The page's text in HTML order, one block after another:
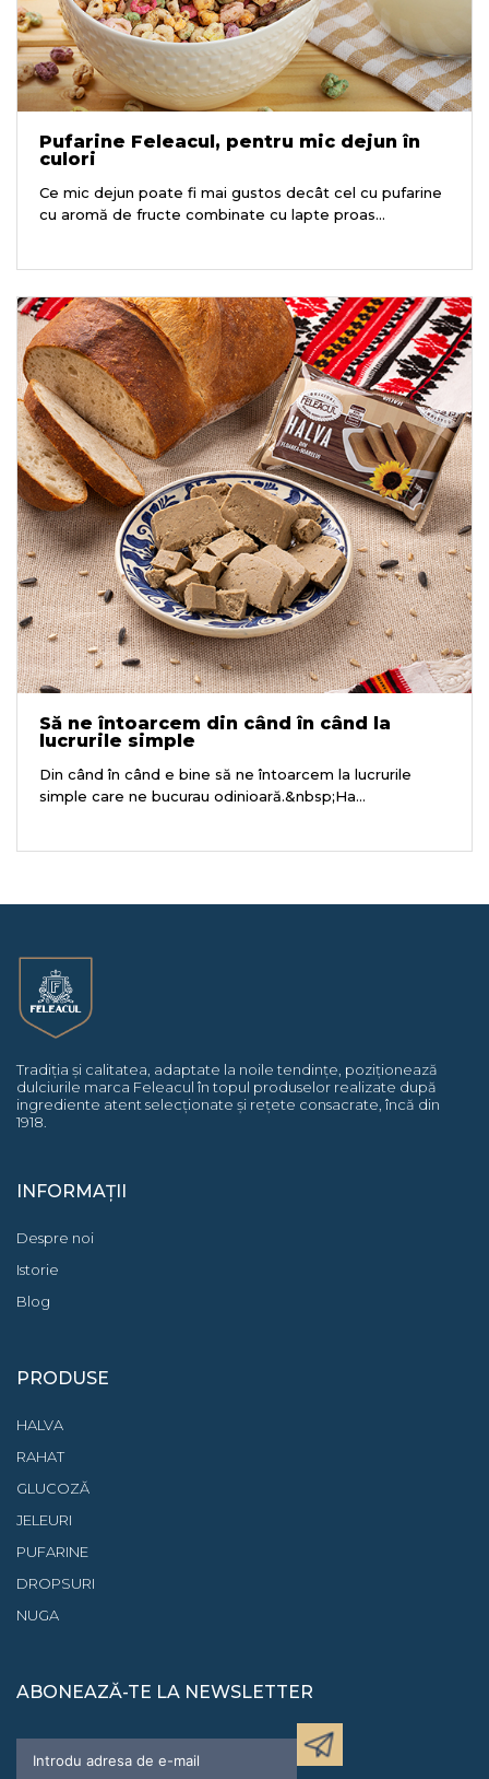
Pufarine Feleacul, pentru mic dejun în
culori
Ce mic dejun poate fi mai gustos decât cel cu pufarine
cu aromă de fructe combinate cu lapte proas...
Să ne întoarcem din când în când la
lucrurile simple
Din când în când e bine să ne întoarcem la lucrurile
simple care ne bucurau odinioară.&nbsp;Ha...
Tradiția și calitatea, adaptate la noile tendințe, poziționează
dulciurile marca Feleacul în topul produselor realizate după
ingrediente atent selecționate și rețete consacrate, încă din
1918.
INFORMAȚII
Despre noi
Istorie
Blog
PRODUSE
HALVA
RAHAT
GLUCOZĂ
JELEURI
PUFARINE
DROPSURI
NUGA
ABONEAZĂ-TE LA NEWSLETTER